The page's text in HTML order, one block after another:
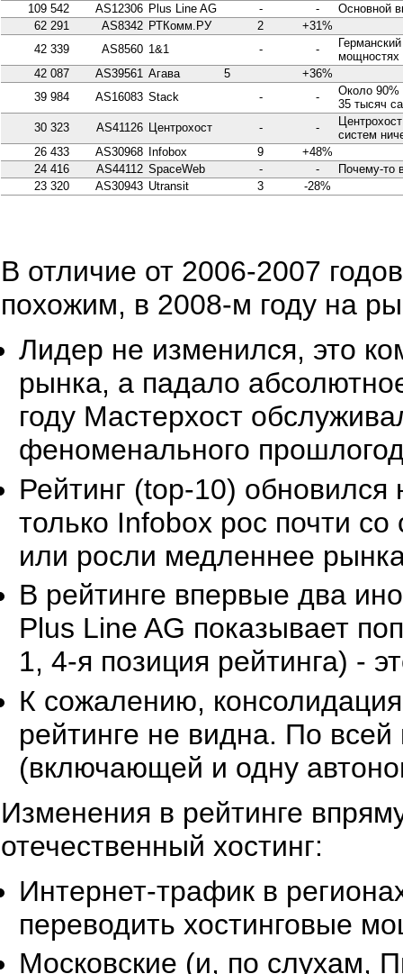
109 542
AS12306 Plus Line AG - -
Основной
62 291
AS8342 РТКомм.РУ 2
+31%
42 339
AS8560 1&1 - -
мощностях
42 087
AS39561 Агава 5
+36%
39 984
AS16083 Stack - -
Около 90%
35 тысяч
30 323
AS41126 Центрохост - -
систем
26 433
AS30968 Infobox 9
+48%
24 416
AS44112 SpaceWeb - -
Почему-то
23 320
AS30943 Utransit 3 -28%
В отличие от 2006-2007
похожим, в 2008-м году на
Лидер не изменился, это
рынка, а падало
году Мастерхост
феноменального
Рейтинг (top-10) обновился
только Infobox рос почти
или росли медленнее
В рейтинге впервые два
Plus Line AG показывает
1, 4-я позиция рейтинга) -
К сожалению,
рейтинге не видна. По
(включающей и одну
Изменения в рейтинге
отечественный хостинг:
Интернет-трафик в
переводить хостинговые
Московские (и, по слухам,